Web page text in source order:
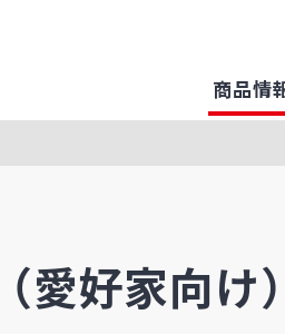
商品情
愛好家向け